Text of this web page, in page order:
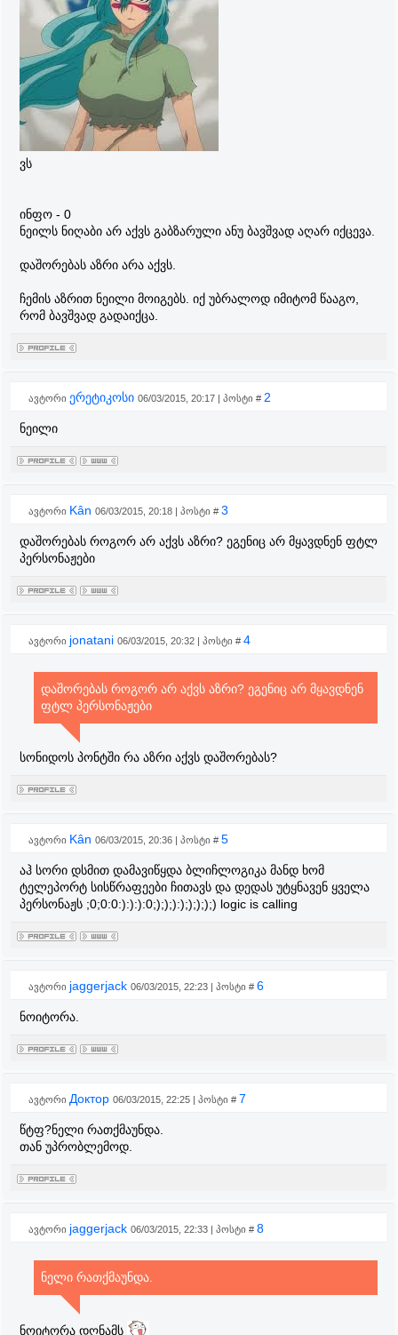
ვს
ინფო - 0
ნეილს ნიღაბი არ აქვს გაბზარული ანუ ბავშვად აღარ იქცევა.
დაშორებას აზრი არა აქვს.
ჩემის აზრით ნეილი მოიგებს. იქ უბრალოდ იმიტომ წააგო,
რომ ბავშვად გადაიქცა.
ავტორი ერეტიკოსი 06/03/2015, 20:17 | პოსტი # 2
ნეილი
ავტორი Kân 06/03/2015, 20:18 | პოსტი # 3
დაშორებას როგორ არ აქვს აზრი? ეგენიც არ მყავდნენ ფტლ
პერსონაჟები
ავტორი jonatani 06/03/2015, 20:32 | პოსტი # 4
დაშორებას როგორ არ აქვს აზრი? ეგენიც არ მყავდნენ
ფტლ პერსონაჟები
სონიდოს პონტში რა აზრი აქვს დაშორებას?
ავტორი Kân 06/03/2015, 20:36 | პოსტი # 5
აჰ სორი დსმით დამავიწყდა ბლიჩლოგიკა მანდ ხომ
ტელეპორტ სისწრაფეები ჩითავს და დედას უტყნავენ ყველა
პერსონაჟს ;0;0:0:):):):0;););):););););) logic is calling
ავტორი jaggerjack 06/03/2015, 22:23 | პოსტი # 6
ნოიტორა.
ავტორი Доктор 06/03/2015, 22:25 | პოსტი # 7
წტფ?ნელი რათქმაუნდა.
თან უპრობლემოდ.
ავტორი jaggerjack 06/03/2015, 22:33 | პოსტი # 8
ნელი რათქმაუნდა.
ნოიტორა დღნამს